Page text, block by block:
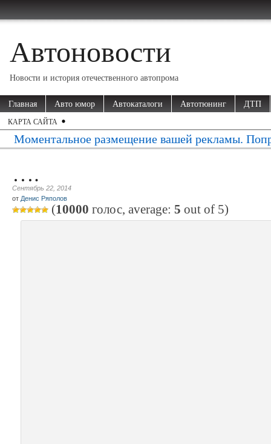
Автоновости
Новости и история отечественного автопрома
Главная Авто юмор Автокаталоги Автотюнинг ДТП
КАРТА САЙТА
Моментальное размещение вашей рекламы.
….
Сентябрь 22, 2014
от Денис Ряполов
(10000 голос, average: 5 out of 5)